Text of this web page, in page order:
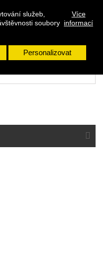
služeb,
soubory
Více
informací
Personalizovat
Napište nám